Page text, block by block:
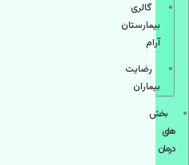
گالری
بیمارستان
آرام
رضایت
بیماران
بخش
های
درمان